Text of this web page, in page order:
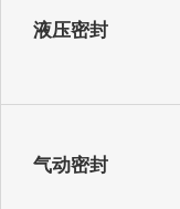
液压密封
气动密封